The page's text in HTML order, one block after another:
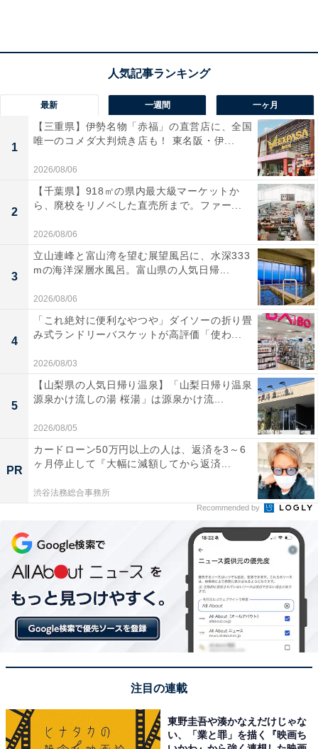
【神奈川県箱根町】JTBふるさと納税旅行クーポ
ン
【神奈川県箱根町】JTBふるさと納税旅行クーポン（出典：楽天市場）
＞楽天市場で見る
最新 一週間 一ヶ月
1
【三重県】伊勢名物「赤福」の直営店に、全国
唯一のコメダ大判焼き店も！ 東名阪・伊...
2026/08/06
2
【千葉県】918㎡の県内最大級マーケットか
ら、廃校をリノベした直売所まで。ファー...
2026/08/06
3
立山連峰と富山湾を望む展望風呂に、水深333
mの海洋深層水風呂。富山県の人気日帰...
2026/08/06
4
「これ絶対に便利なやつや」ダイソーの折り畳
み式ランドリーバスケットが高評価「使わ...
2026/08/03
5
【山梨県の人気日帰り温泉】「山梨日帰り温泉
源泉かけ流しの湯 桜湯」は源泉かけ流...
2026/08/05
PR
カードローン50万円以上の人は、返済を3～6
ヶ月停止して『大幅に減額してから返済...
渋谷法務総合事務所
Recommended by
注目の連載
東野圭吾や湊かなえだけじゃな
い、「業と罪」を描く『映画ち